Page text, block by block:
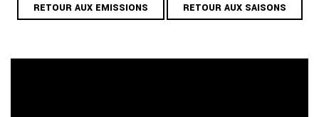
RETOUR AUX EMISSIONS RETOUR AUX SAISONS